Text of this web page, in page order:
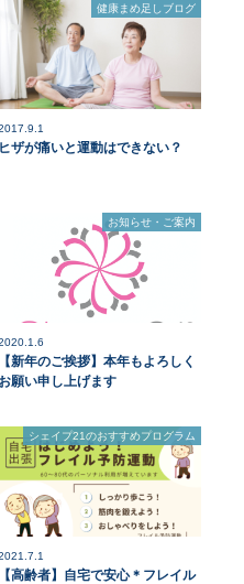
健康まめ足しブログ
ヒザが痛いと運動はできない？
お知らせ・ご案内
【新年のご挨拶】本年もよろしく
お願い申し上げます
シェイプ21のおすすめプログラム
【高齢者】自宅で安心＊フレイル